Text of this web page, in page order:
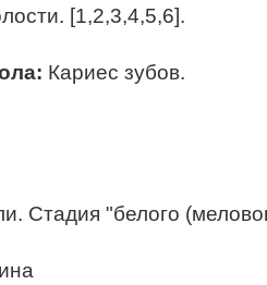
[1,2,3,4,5,6].
Кариес зубов.
Стадия "белого